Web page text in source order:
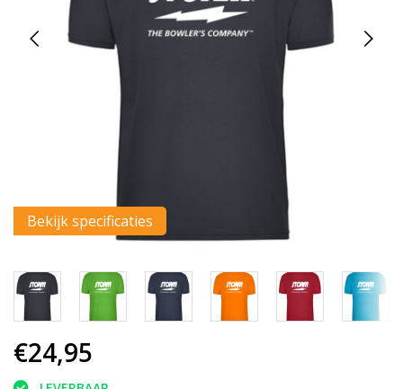
Bekijk specificaties
€24,95